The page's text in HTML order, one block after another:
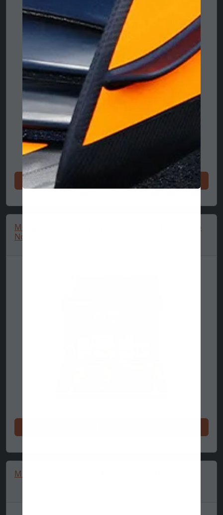
McLaren model kit, pit pass, bburago, 1:43, Lando
Norris, #4...
Mclaren cap, washed, New Era, 9TWENTY, green